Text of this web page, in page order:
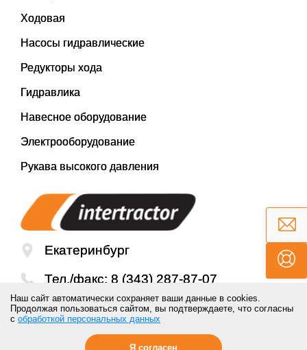
Ходовая
Насосы гидравлические
Редукторы хода
Гидравлика
Навесное оборудование
Электрооборудование
Рукава высокого давления
Екатеринбург
Тел./факс: 8 (343) 287-87-07
Email:mail@inter-tractor.ru
Наш сайт автоматически сохраняет ваши данные в cookies.
Продолжая пользоваться сайтом, вы подтверждаете, что согласны
с обработкой персональных данных
Я согласен